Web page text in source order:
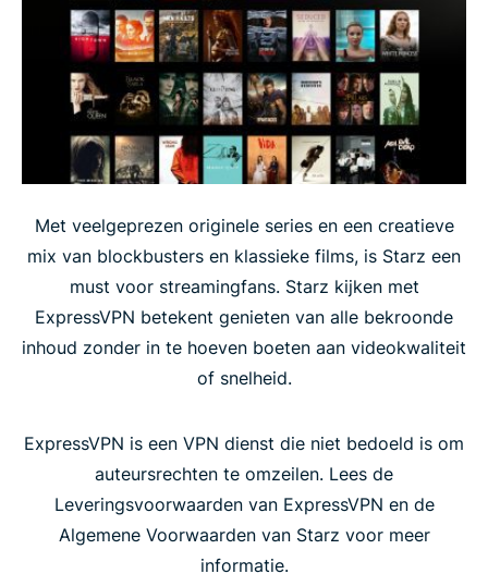
Met veelgeprezen originele series en een creatieve
mix van blockbusters en klassieke films, is Starz een
must voor streamingfans. Starz kijken met
ExpressVPN betekent genieten van alle bekroonde
inhoud zonder in te hoeven boeten aan videokwaliteit
of snelheid.
ExpressVPN is een VPN dienst die niet bedoeld is om
auteursrechten te omzeilen. Lees de
Leveringsvoorwaarden van ExpressVPN en de
Algemene Voorwaarden van Starz voor meer
informatie.